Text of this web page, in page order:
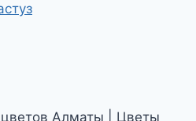
Алматы | Цветы